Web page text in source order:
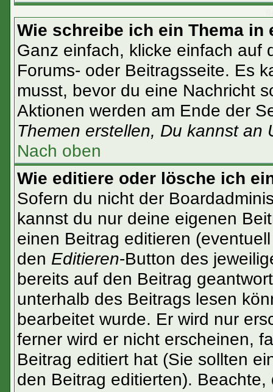
Wie schreibe ich ein Thema in
Ganz einfach, klicke einfach auf
Forums- oder Beitragsseite. Es
musst, bevor du eine Nachricht
Aktionen werden am Ende der
Themen erstellen, Du kannst an
Nach oben
Wie editiere oder lösche ich
Sofern du nicht der
kannst du nur deine eigenen
einen Beitrag editieren
den Editieren-Button des
bereits auf den Beitrag
unterhalb des Beitrags lesen
bearbeitet wurde. Er wird nur
ferner wird er nicht erscheinen,
Beitrag editiert hat (Sie sollten
den Beitrag editierten).